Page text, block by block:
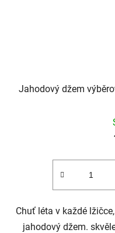
Jahodový džem
Chuť léta v každé
jahodový džem.